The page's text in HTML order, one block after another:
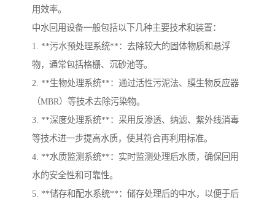
用效率。
中水回用设备一般包括以下几种主要技术和装置：
1. **污水预处理系统**：去除较大的固体物质和悬浮
物，通常包括格栅、沉砂池等。
2. **生物处理系统**：通过活性污泥法、膜生物反应器
（MBR）等技术去除污染物。
3. **深度处理系统**：采用反渗透、纳滤、紫外线消毒
等技术进一步提高水质，使其符合再利用标准。
4. **水质监测系统**：实时监测处理后水质，确保回用
水的安全性和可靠性。
5. **储存和配水系统**：储存处理后的中水，以便于后